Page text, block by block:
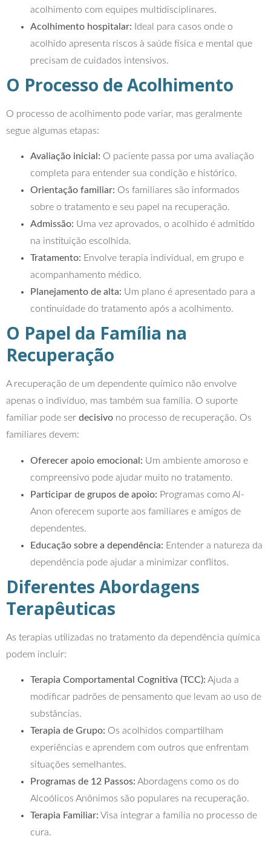
acolhimento com equipes multidisciplinares.
Acolhimento hospitalar: Ideal para casos onde o
acolhido apresenta riscos à saúde física e mental que
precisam de cuidados intensivos.
O Processo de Acolhimento
O processo de acolhimento pode variar, mas geralmente
segue algumas etapas:
Avaliação inicial: O paciente passa por uma avaliação
completa para entender sua condição e histórico.
Orientação familiar: Os familiares são informados
sobre o tratamento e seu papel na recuperação.
Admissão: Uma vez aprovados, o acolhido é admitido
na instituição escolhida.
Tratamento: Envolve terapia individual, em grupo e
acompanhamento médico.
Planejamento de alta: Um plano é apresentado para a
continuidade do tratamento após a acolhimento.
O Papel da Família na
Recuperação
A recuperação de um dependente químico não envolve
apenas o indivíduo, mas também sua família. O suporte
familiar pode ser decisivo no processo de recuperação. Os
familiares devem:
Oferecer apoio emocional: Um ambiente amoroso e
compreensivo pode ajudar muito no tratamento.
Participar de grupos de apoio: Programas como Al-
Anon oferecem suporte aos familiares e amigos de
dependentes.
Educação sobre a dependência: Entender a natureza da
dependência pode ajudar a minimizar conflitos.
Diferentes Abordagens
Terapêuticas
As terapias utilizadas no tratamento da dependência química
podem incluir:
Terapia Comportamental Cognitiva (TCC): Ajuda a
modificar padrões de pensamento que levam ao uso de
substâncias.
Terapia de Grupo: Os acolhidos compartilham
experiências e aprendem com outros que enfrentam
situações semelhantes.
Programas de 12 Passos: Abordagens como os do
Alcoólicos Anônimos são populares na recuperação.
Terapia Familiar: Visa integrar a família no processo de
cura.